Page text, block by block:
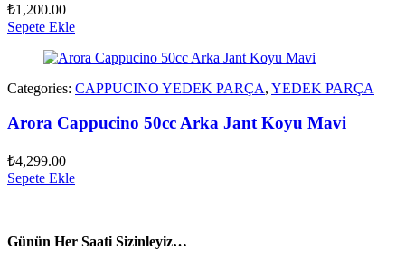
₺1,200.00
Sepete Ekle
Categories: CAPPUCINO YEDEK PARÇA, YEDEK PARÇA
Arora Cappucino 50cc Arka Jant Koyu Mavi
₺4,299.00
Sepete Ekle
Günün Her Saati Sizinleyiz…